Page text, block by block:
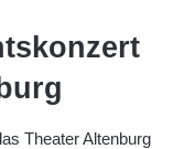
Theater Altenburg